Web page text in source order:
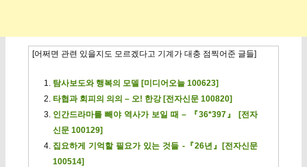
[어쩌면 관련 있을지도 모르겠다고 기계가 대충 점찍어준 글들]
탐사보도와 행복의 모델 [미디어오늘 100623]
타협과 회피의 의의 – 오! 한강 [전자신문 100820]
인간드라마를 빼야 역사가 보일 때 – 『36*397』 [전자
신문 100129]
집요하게 기억할 필요가 있는 것들 -『26년』[전자신문
100514]